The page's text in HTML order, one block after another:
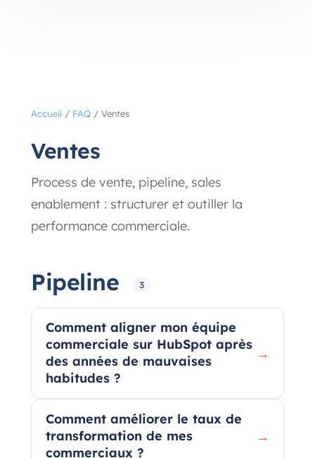
Accueil / FAQ / Ventes
Ventes
Process de vente, pipeline, sales
enablement : structurer et outiller la
performance commerciale.
Pipeline 3
Comment aligner mon équipe
commerciale sur HubSpot après
des années de mauvaises
habitudes ?
→
Comment améliorer le taux de
transformation de mes
commerciaux ?
→